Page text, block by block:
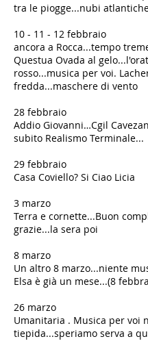
tra le piogge...nubi
10 - 11 - 12 febbraio
ancora a Rocca...tempo
Questua Ovada al
rosso...musica per voi.
fredda...maschere di vento
28 febbraio
Addio Giovanni…Cgil
subito Realismo Terminale...
29 febbraio
Casa Coviello? Si Ciao Licia
​3 marzo
Terra e cornette...Buon
grazie...la sera poi
​8 marzo
Un altro 8 marzo...niente
Elsa è già un mese...(8
​26 marzo
Umanitaria . Musica per voi
tiepida...speriamo serva a